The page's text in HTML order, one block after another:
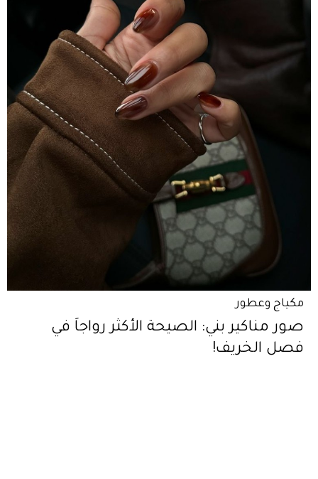
مكياج وعطور
صور مناكير بني: الصيحة الأكثر رواجاً في
فصل الخريف!